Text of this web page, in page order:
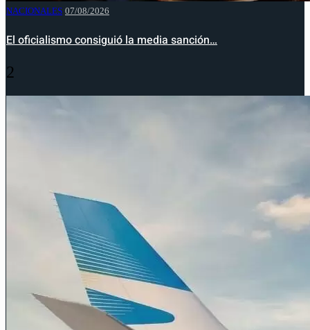
NACIONALES 07/08/2026
El oficialismo consiguió la media sanción…
2